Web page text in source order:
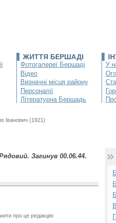
ЖИТТЯ БЕРШАДІ
Фотогалереї Бершаді
Відео
Визначні місця району
Персоналії
Літературна Бершадь
У
Іванович (1921)
Загинув 00.06.44.
про це редакцію